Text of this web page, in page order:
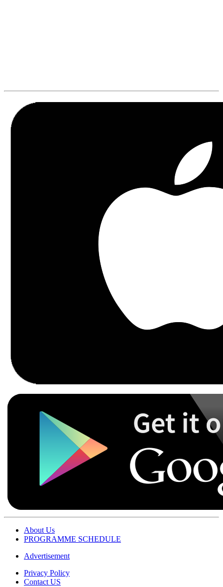
About Us
PROGRAMME SCHEDULE
Advertisement
Privacy Policy
Contact US